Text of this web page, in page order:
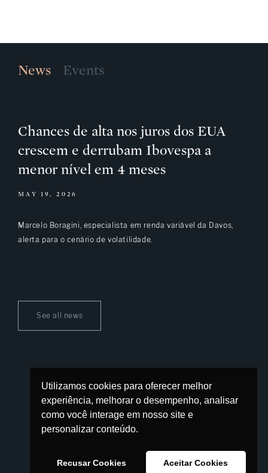
Utilizamos cookies para oferecer melhor
experiência, melhorar o desempenho, analisar
como você interage em nosso site e
personalizar conteúdo.
Recusar Cookies Aceitar Cookies
News Events
Chances de alta nos juros dos EUA
crescem e derrubam Ibovespa a
menor nível em 4 meses
MAY 19, 2026
Marcelo Boragini, especialista em renda variável da Davos,
alerta para o cenário de volatilidade.
See all news
Davos Financial Partnership
/davos-financial-partnership